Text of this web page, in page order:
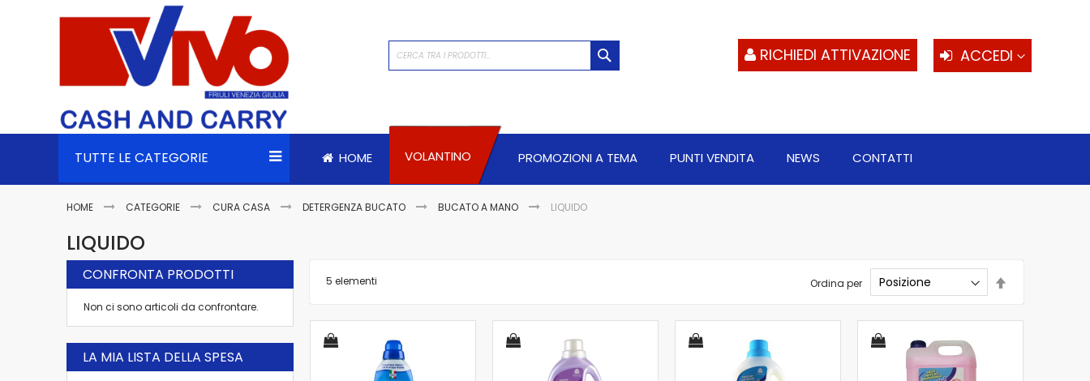
ACCEDI
RICHIEDI ATTIVAZIONE
TUTTE LE CATEGORIE HOME VOLANTINO PROMOZIONI A TEMA PUNTI VENDITA NEWS CONTATTI
HOME CATEGORIE CURA CASA DETERGENZA BUCATO BUCATO A MANO LIQUIDO
LIQUIDO
5 elementi Ordina per
direzione
decrescente
CONFRONTA PRODOTTI
Non ci sono articoli da confrontare.
LA MIA LISTA DELLA SPESA